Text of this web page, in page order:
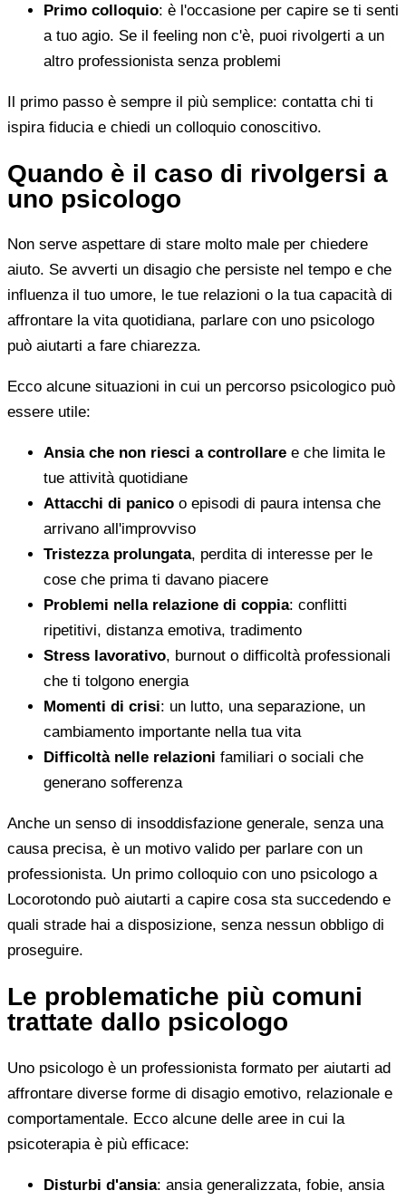
Primo colloquio: è l'occasione per capire se ti senti
a tuo agio. Se il feeling non c'è, puoi rivolgerti a un
altro professionista senza problemi
Il primo passo è sempre il più semplice: contatta chi ti
ispira fiducia e chiedi un colloquio conoscitivo.
Quando è il caso di rivolgersi a
uno psicologo
Non serve aspettare di stare molto male per chiedere
aiuto. Se avverti un disagio che persiste nel tempo e che
influenza il tuo umore, le tue relazioni o la tua capacità di
affrontare la vita quotidiana, parlare con uno psicologo
può aiutarti a fare chiarezza.
Ecco alcune situazioni in cui un percorso psicologico può
essere utile:
Ansia che non riesci a controllare e che limita le
tue attività quotidiane
Attacchi di panico o episodi di paura intensa che
arrivano all'improvviso
Tristezza prolungata, perdita di interesse per le
cose che prima ti davano piacere
Problemi nella relazione di coppia: conflitti
ripetitivi, distanza emotiva, tradimento
Stress lavorativo, burnout o difficoltà professionali
che ti tolgono energia
Momenti di crisi: un lutto, una separazione, un
cambiamento importante nella tua vita
Difficoltà nelle relazioni familiari o sociali che
generano sofferenza
Anche un senso di insoddisfazione generale, senza una
causa precisa, è un motivo valido per parlare con un
professionista. Un primo colloquio con uno psicologo a
Locorotondo può aiutarti a capire cosa sta succedendo e
quali strade hai a disposizione, senza nessun obbligo di
proseguire.
Le problematiche più comuni
trattate dallo psicologo
Uno psicologo è un professionista formato per aiutarti ad
affrontare diverse forme di disagio emotivo, relazionale e
comportamentale. Ecco alcune delle aree in cui la
psicoterapia è più efficace:
Disturbi d'ansia: ansia generalizzata, fobie, ansia